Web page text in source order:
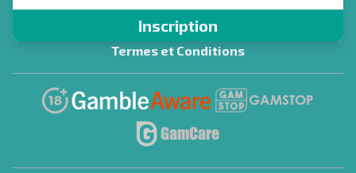
Inscription
Termes et Conditions